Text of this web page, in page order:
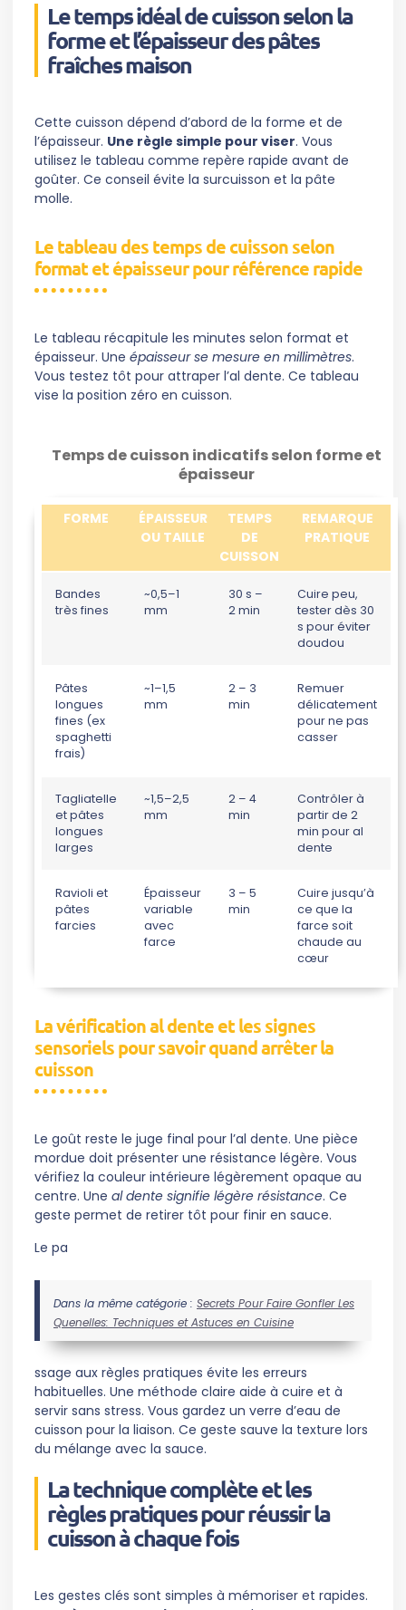
Le temps idéal de cuisson selon la
forme et l’épaisseur des pâtes
fraîches maison
Cette cuisson dépend d’abord de la forme et de
l’épaisseur. Une règle simple pour viser. Vous
utilisez le tableau comme repère rapide avant de
goûter. Ce conseil évite la surcuisson et la pâte
molle.
Le tableau des temps de cuisson selon
format et épaisseur pour référence rapide
Le tableau récapitule les minutes selon format et
épaisseur. Une épaisseur se mesure en millimètres.
Vous testez tôt pour attraper l’al dente. Ce tableau
vise la position zéro en cuisson.
Temps de cuisson indicatifs selon forme et
épaisseur
FORME
ÉPAISSEUR
OU TAILLE
TEMPS
DE
CUISSON
REMARQUE
PRATIQUE
Bandes
très fines
~0,5–1
mm
30 s –
2 min
Cuire peu,
tester dès 30
s pour éviter
doudou
Pâtes
longues
fines (ex
spaghetti
frais)
~1–1,5
mm
2 – 3
min
Remuer
délicatement
pour ne pas
casser
Tagliatelle
et pâtes
longues
larges
~1,5–2,5
mm
2 – 4
min
Contrôler à
partir de 2
min pour al
dente
Ravioli et
pâtes
farcies
Épaisseur
variable
avec
farce
3 – 5
min
Cuire jusqu’à
ce que la
farce soit
chaude au
cœur
La vérification al dente et les signes
sensoriels pour savoir quand arrêter la
cuisson
Le goût reste le juge final pour l’al dente. Une pièce
mordue doit présenter une résistance légère. Vous
vérifiez la couleur intérieure légèrement opaque au
centre. Une al dente signifie légère résistance. Ce
geste permet de retirer tôt pour finir en sauce.
Le pa
Dans la même catégorie : Secrets Pour Faire Gonfler Les
Quenelles: Techniques et Astuces en Cuisine
ssage aux règles pratiques évite les erreurs
habituelles. Une méthode claire aide à cuire et à
servir sans stress. Vous gardez un verre d’eau de
cuisson pour la liaison. Ce geste sauve la texture lors
du mélange avec la sauce.
La technique complète et les
règles pratiques pour réussir la
cuisson à chaque fois
Les gestes clés sont simples à mémoriser et rapides.